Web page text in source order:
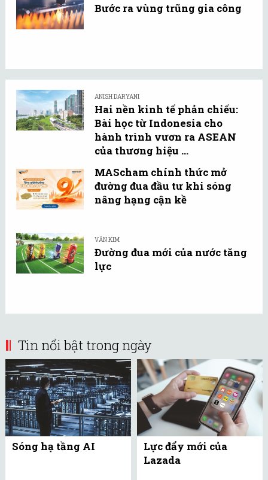
Bước ra vùng trũng gia công
ANISH DARYANI
Hai nền kinh tế phản chiếu:
Bài học từ Indonesia cho
hành trình vươn ra ASEAN
của thương hiệu ...
MAScham chính thức mở
đường đua đầu tư khi sóng
nâng hạng cận kề
VĂN KIM
Đường đua mới của nước tăng
lực
Tin nổi bật trong ngày
Sóng hạ tầng AI
Lực đẩy mới của
Lazada